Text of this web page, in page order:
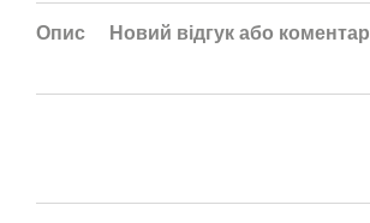
Опис Новий відгук або коментар